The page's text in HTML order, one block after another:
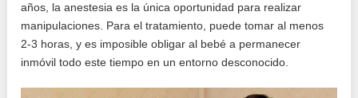
años, la anestesia es la única oportunidad para realizar
manipulaciones. Para el tratamiento, puede tomar al menos
2-3 horas, y es imposible obligar al bebé a permanecer
inmóvil todo este tiempo en un entorno desconocido.